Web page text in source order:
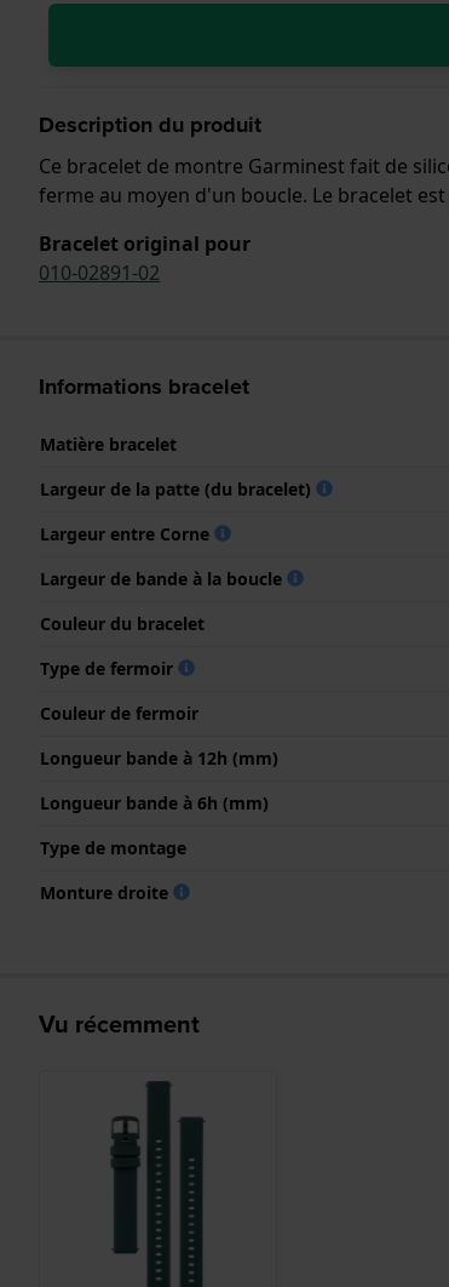
Description du produit
Ce bracelet de montre Garminest fait de
ferme au moyen d'un boucle. Le bracelet
Bracelet original pour
010-02891-02
Informations bracelet
Matière bracelet
Largeur de la patte (du bracelet)
Largeur entre Corne
Largeur de bande à la boucle
Couleur du bracelet
Type de fermoir
Couleur de fermoir
Longueur bande à 12h (mm)
Longueur bande à 6h (mm)
Type de montage
Monture droite
Vu récemment